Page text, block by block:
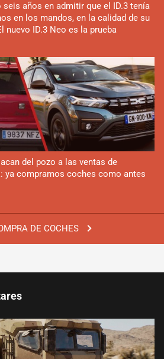
DE COCHES
años en admitir que el ID.3 tenía
en los mandos, en la calidad de su
nuevo ID.3 Neo es la prueba
del pozo a las ventas de
ya compramos coches como antes